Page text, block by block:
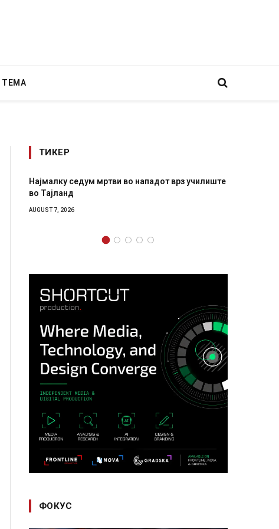
ТЕМА
ТИКЕР
Најмалку седум мртви во нападот врз училиште
во Тајланд
AUGUST 7, 2026
ФОКУС